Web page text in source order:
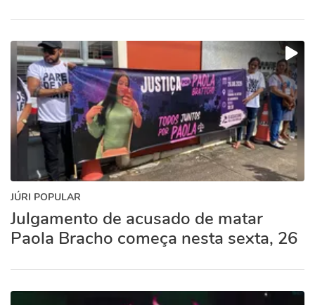
JÚRI POPULAR
Julgamento de acusado de matar
Paola Bracho começa nesta sexta, 26